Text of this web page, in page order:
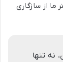
ما از سازگاری
نه تنها